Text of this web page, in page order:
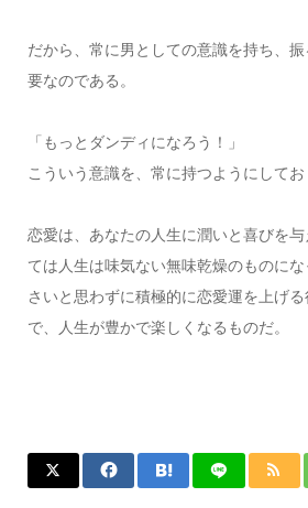
だから、常に男としての意識を持ち、
要なのである。
「もっとダンディになろう！」
こういう意識を、常に持つようにしてお
恋愛は、あなたの人生に潤いと喜びを
ては人生は味気ない無味乾燥のものにな
さいと思わずに積極的に恋愛運を上げ
で、人生が豊かで楽しくなるものだ。